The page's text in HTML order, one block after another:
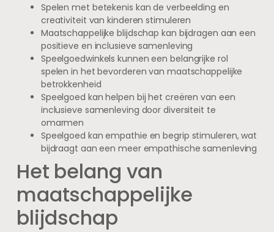
Spelen met betekenis kan de verbeelding en
creativiteit van kinderen stimuleren
Maatschappelijke blijdschap kan bijdragen aan een
positieve en inclusieve samenleving
Speelgoedwinkels kunnen een belangrijke rol
spelen in het bevorderen van maatschappelijke
betrokkenheid
Speelgoed kan helpen bij het creëren van een
inclusieve samenleving door diversiteit te
omarmen
Speelgoed kan empathie en begrip stimuleren, wat
bijdraagt aan een meer empathische samenleving
Het belang van
maatschappelijke
blijdschap